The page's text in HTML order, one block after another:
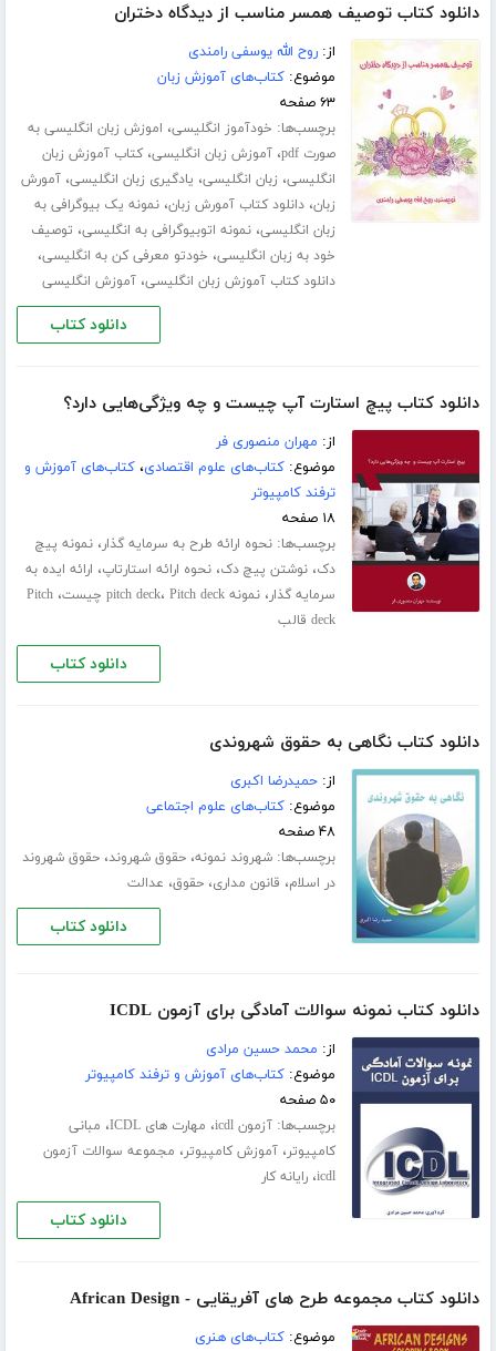
دانلود کتاب توصیف همسر مناسب از دیدگاه دختران
از:روح الله یوسفی رامندی
موضوع:کتاب‌های آموزش زبان
۶۳ صفحه
برچسب‌ها: خودآموز انگلیسی، اموزش زبان انگلیسی به
صورت pdf
،آموزش زبان انگلیسی،کتاب آموزش زبان
انگلیسی، زبان انگلیسی، یادگیری زبان انگلیسی،آمورش
زبان،دانلود کتاب آمورش زبان،نمونه یک بیوگرافی به
زبان انگلیسی،نمونه اتوبیوگرافی به انگلیسی، توصیف
خود به زبان انگلیسی، خودتو معرفی کن به انگلیسی،
دانلود کتاب آموزش زبان انگلیسی،آموزش انگلیسی
دانلود کتاب
دانلود کتاب پیچ استارت آپ چیست و چه ویژگی‌هایی دارد؟
از: مهران منصوری فر
موضوع:کتاب‌های علوم اقتصادی،کتاب‌های آموزش و
ترفند کامپیوتر
۱۸ صفحه
برچسب‌ها:نحوه ارائه طرح به سرمایه گذار،نمونه پیچ
دک،نوشتن پیچ دک،نحوه ارائه استارتاپ، ارائه ایده به
سرمایه گذار،نمونه pitch deck ، Pitch deck چیست ،Pitch
deck قالب
دانلود کتاب
دانلود کتاب نگاهی به حقوق شهروندی
از:حمیدرضا اکبری
موضوع:کتاب‌های علوم اجتماعی
۴۸ صفحه
برچسب‌ها:شهروند نمونه،حقوق شهروند،حقوق شهروند
در اسلام، قانون مداری،حقوق، عدالت
دانلود کتاب
دانلود کتاب نمونه سوالات آمادگی برای آزمون ICDL
از: محمد حسین مرادی
موضوع:کتاب‌های آموزش و ترفند کامپیوتر
۵۰ صفحه
برچسب‌ها:آزمون icdl ، مهارت های ICDL ، مبانی
کامپیوتر،آموزش کامپیوتر، مجموعه سوالات آزمون
icdl،رایانه کار
دانلود کتاب
دانلود کتاب مجموعه طرح های آفریقایی - African Design
موضوع:کتاب‌های هنری